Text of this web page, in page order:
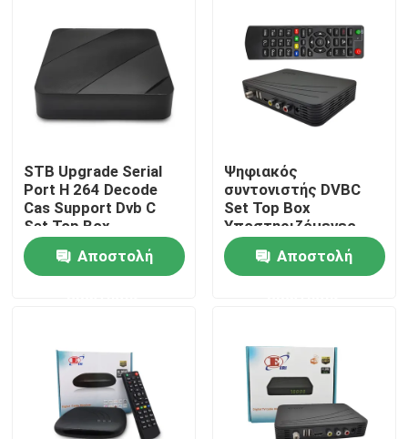
Εμφάνιση VR
Σχετικά με εμάς
Ποιοτικός έλεγχος
επαφή
Μετασχηματιστής TV
Μετασχηματιστής DVBC
STB Upgrade Serial
Port H 264 Decode
Cas Support Dvb C
Set Top Box
Αποστολή
Ψηφιακός
συντονιστής DVBC
Set Top Box
Υποστηριζόμενες
MP3 AAC WMA
Φόρμημα ήχου
Αποστολή